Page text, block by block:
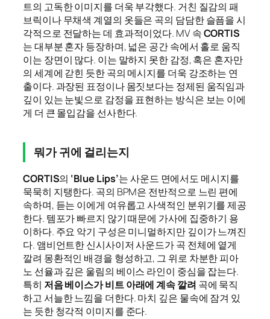
트의 고독한 이미지를 더욱 부각했다. 거친 질감의 패
브릭이나 무채색 계열의 옷들은 곡의 담담한 슬픔을 시
각적으로 전달하는 데 효과적이었다. MV 속CORTIS
는 대부분 혼자 등장하며, 넓은 공간 속에서 홀로 움직
이는 장면이 많다. 이는 말하지 못한 감정, 혹은 혼자만
의 세계에 갇힌 듯한 곡의 메시지를 더욱 강조하는 연
출이다. 과장된 표정이나 몸짓보다는 정제된 움직임과
깊이 있는 눈빛으로 감정을 표현하는 방식은 보는 이에
게 더 큰 몰입감을 선사한다.
뭐가 귀에 걸리는지
CORTIS의 ‘Blue Lips’는 사운드 면에서도 메시지를
묵묵히 지탱한다. 곡의 BPM은 전반적으로 느린 편에
속하며, 듣는 이에게 여유롭고 사색적인 분위기를 제공
한다. 템포가 빠르지 않기 때문에 가사에 집중하기 용
이하다. 주요 악기 구성은 미니멀하지만 깊이가 느껴진
다. 앰비언트한 신시사이저 사운드가 곡 전체에 옅게
깔려 몽환적인 배경을 형성하고, 그 위로 차분한 피아
노 선율과 깊은 울림의 베이스 라인이 중심을 잡는다.
특히 저음 베이스가 비트 아래에 계속 깔려 곡에 묵직
하고 서늘한 느낌을 더한다. 마치 깊은 물속에 잠겨 있
는 듯한 청각적 이미지를 준다.